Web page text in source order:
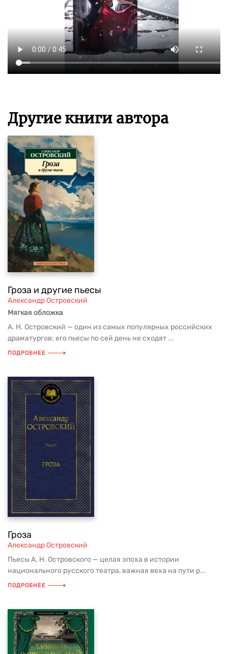
Другие книги автора
Гроза и другие пьесы
Александр Островский
Мягкая обложка
А. Н. Островский — один из самых популярных российских
драматургов: его пьесы по сей день не сходят ...
ПОДРОБНЕЕ
Гроза
Александр Островский
Пьесы А. Н. Островского — целая эпоха в истории
национального русского театра, важная веха на пути р...
ПОДРОБНЕЕ